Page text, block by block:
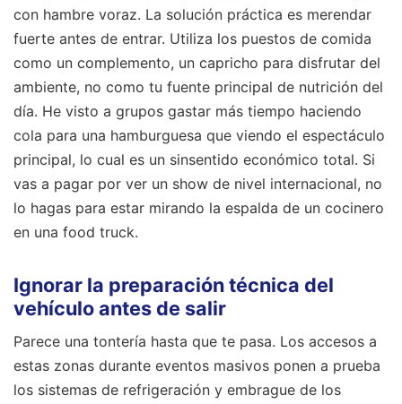
con hambre voraz. La solución práctica es merendar
fuerte antes de entrar. Utiliza los puestos de comida
como un complemento, un capricho para disfrutar del
ambiente, no como tu fuente principal de nutrición del
día. He visto a grupos gastar más tiempo haciendo
cola para una hamburguesa que viendo el espectáculo
principal, lo cual es un sinsentido económico total. Si
vas a pagar por ver un show de nivel internacional, no
lo hagas para estar mirando la espalda de un cocinero
en una food truck.
Ignorar la preparación técnica del
vehículo antes de salir
Parece una tontería hasta que te pasa. Los accesos a
estas zonas durante eventos masivos ponen a prueba
los sistemas de refrigeración y embrague de los